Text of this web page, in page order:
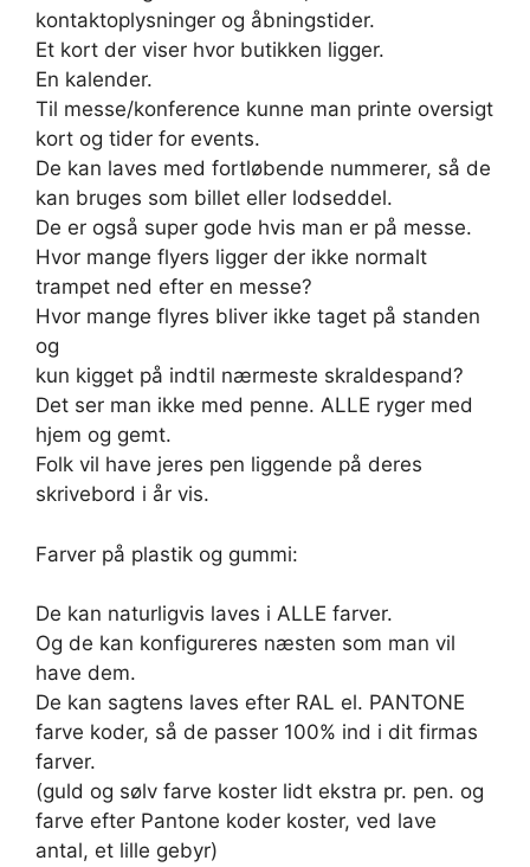
kontaktoplysninger og åbningstider.
Et kort der viser hvor butikken ligger.
En kalender.
Til messe/konference kunne man printe oversigt
kort og tider for events.
De kan laves med fortløbende nummerer, så de
kan bruges som billet eller lodseddel.
De er også super gode hvis man er på messe.
Hvor mange flyers ligger der ikke normalt
trampet ned efter en messe?
Hvor mange flyres bliver ikke taget på standen
og
kun kigget på indtil nærmeste skraldespand?
Det ser man ikke med penne. ALLE ryger med
hjem og gemt.
Folk vil have jeres pen liggende på deres
skrivebord i år vis.
Farver på plastik og gummi:
De kan naturligvis laves i ALLE farver.
Og de kan konfigureres næsten som man vil
have dem.
De kan sagtens laves efter RAL el. PANTONE
farve koder, så de passer 100% ind i dit firmas
farver.
(guld og sølv farve koster lidt ekstra pr. pen. og
farve efter Pantone koder koster, ved lave
antal, et lille gebyr)